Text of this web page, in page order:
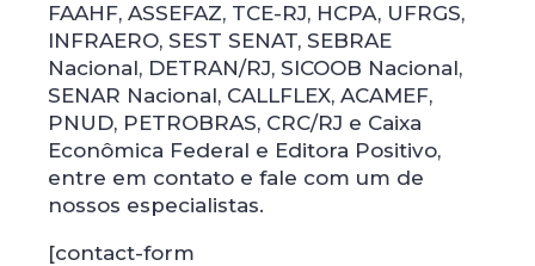
FAAHF, ASSEFAZ, TCE-RJ, HCPA, UFRGS,
INFRAERO, SEST SENAT, SEBRAE
Nacional, DETRAN/RJ, SICOOB Nacional,
SENAR Nacional, CALLFLEX, ACAMEF,
PNUD, PETROBRAS, CRC/RJ e Caixa
Econômica Federal e Editora Positivo,
entre em contato e fale com um de
nossos especialistas.
[contact-form